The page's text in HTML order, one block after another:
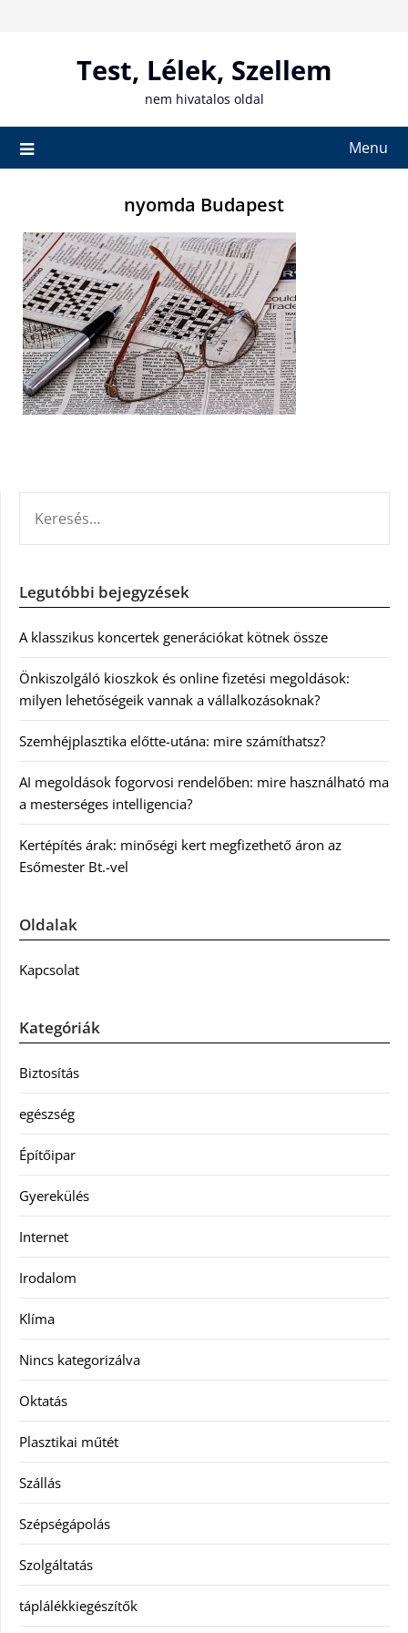
Test, Lélek, Szellem
nem hivatalos oldal
Menu
nyomda Budapest
Legutóbbi bejegyzések
A klasszikus koncertek generációkat kötnek össze
Önkiszolgáló kioszkok és online fizetési megoldások:
milyen lehetőségeik vannak a vállalkozásoknak?
Szemhéjplasztika előtte-utána: mire számíthatsz?
AI megoldások fogorvosi rendelőben: mire használható ma
a mesterséges intelligencia?
Kertépítés árak: minőségi kert megfizethető áron az
Esőmester Bt.-vel
Oldalak
Kapcsolat
Kategóriák
Biztosítás
egészség
Építőipar
Gyerekülés
Internet
Irodalom
Klíma
Nincs kategorizálva
Oktatás
Plasztikai műtét
Szállás
Szépségápolás
Szolgáltatás
táplálékkiegészítők